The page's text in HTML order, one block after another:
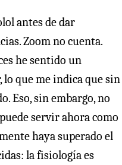
antes de dar
Zoom no cuenta.
he sentido un
que me indica que sin
Eso, sin embargo, no
servir ahora como
haya superado el
la fisiología es